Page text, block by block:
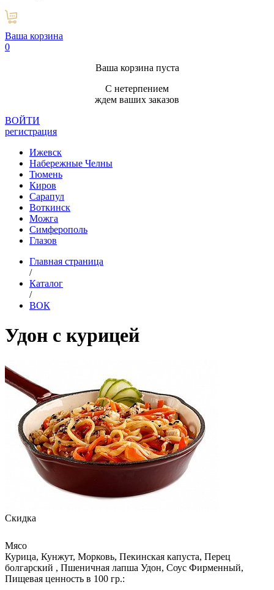
Ваша корзина
0
Ваша корзина пуста
С нетерпением
ждем ваших заказов
ВОЙТИ
регистрация
Ижевск
Набережные Челны
Тюмень
Киров
Сарапул
Воткинск
Можга
Симферополь
Глазов
Главная страница
/
Каталог
/
ВОК
Удон с курицей
Скидка
Мясо
Курица, Кунжут, Морковь, Пекинская капуста, Перец
болгарский , Пшеничная лапша Удон, Соус Фирменный,
Пищевая ценность в 100 гр.: